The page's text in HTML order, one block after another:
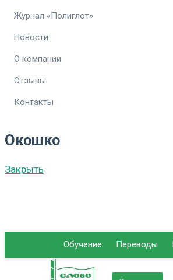
Журнал «Полиглот»
Новости
О компании
Отзывы
Контакты
Окошко
Закрыть
Обучение Переводы